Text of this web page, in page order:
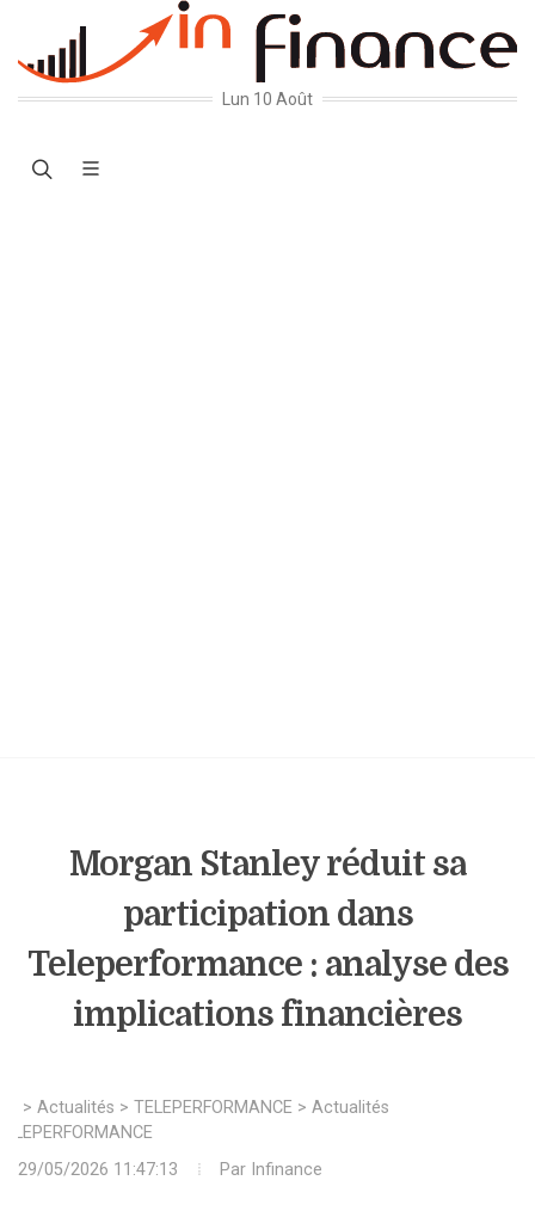
Lun 10 Août
Morgan Stanley réduit sa
participation dans
Teleperformance : analyse des
implications financières
> Actualités > TELEPERFORMANCE > Actualités
29/05/2026 11:47:13
Par Infinance